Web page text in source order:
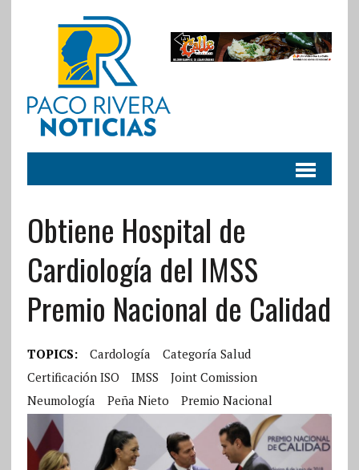
Obtiene Hospital de
Cardiología del IMSS
Premio Nacional de Calidad
TOPICS: Cardología
Categoría Salud
Certificación ISO
IMSS
Joint Comission
Neumología
Peña Nieto Premio Nacional